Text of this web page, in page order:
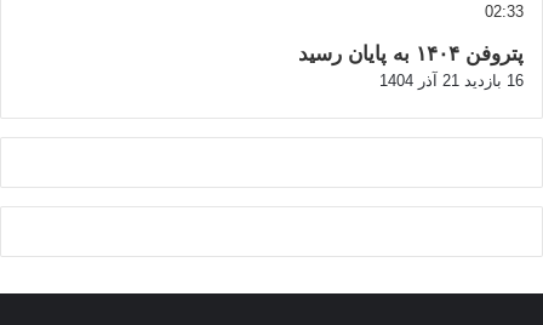
02:33
پتروفن ۱۴۰۴ به پایان رسید
16 بازدید 21 آذر 1404